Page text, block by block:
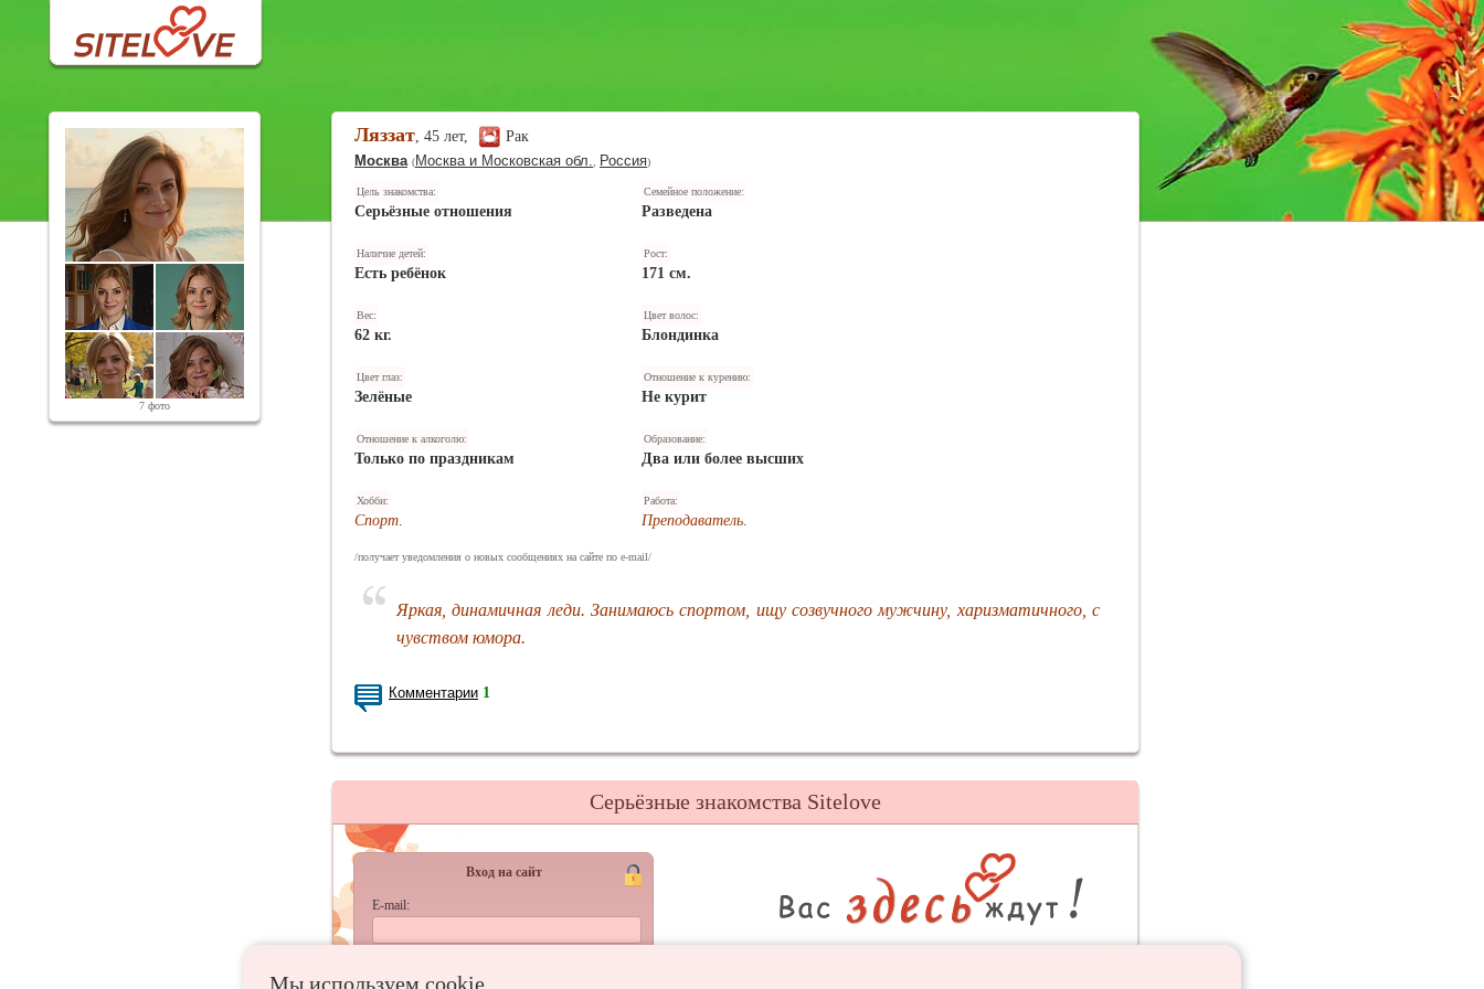
7 фото
Ляззат, 45 лет,
Рак
Москва (Москва и Московская обл. Россия)
Цель знакомства:
Серьёзные отношения
Семейное положение:
Разведена
Наличие детей:
Есть ребёнок
Рост:
171 см.
Вес:
62 кг.
Цвет волос:
Блондинка
Цвет глаз:
Зелёные
Отношение к курению:
Не курит
Отношение к алкоголю:
Только по праздникам
Образование:
Два или более высших
Хобби:
Спорт.
Работа:
Преподаватель.
/получает уведомления о новых сообщениях на сайте по e-mail/
Яркая, динамичная леди. Занимаюсь спортом, ищу созвучного мужчину, харизматичного, с
чувством юмора.
Мы используем сookie
Комментарии 1
Серьёзные знакомства Sitelove
Вход на сайт
E-mail: